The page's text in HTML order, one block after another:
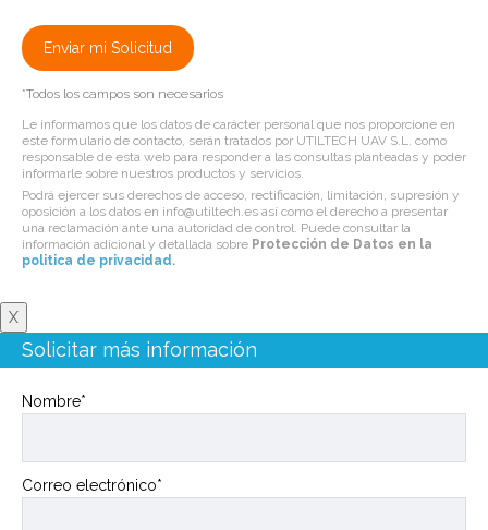
*Todos los campos son necesarios
Le informamos que los datos de carácter personal que nos proporcione en
este formulario de contacto, serán tratados por UTILTECH UAV S.L. como
responsable de esta web para responder a las consultas planteadas y poder
informarle sobre nuestros productos y servicios.
Podrá ejercer sus derechos de acceso, rectificación, limitación, supresión y
oposición a los datos en info@utiltech.es así como el derecho a presentar
una reclamación ante una autoridad de control. Puede consultar la
información adicional y detallada sobre Protección de Datos en la
politica de privacidad.
X
Solicitar más información
Nombre*
Correo electrónico*